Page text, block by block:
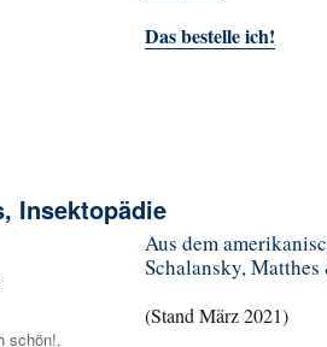
Das bestelle ich!
Insektopädie
Aus dem
Schalansky,
(Stand März 2021)
schön!,